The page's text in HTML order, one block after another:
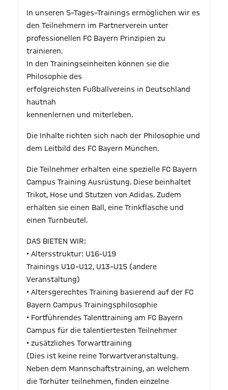
In unseren 5–Tages–Trainings ermöglichen wir es
den Teilnehmern im Partnerverein unter
professionellen FC Bayern Prinzipien zu
trainieren.
In den Trainingseinheiten können sie die
Philosophie des
erfolgreichsten Fußballvereins in Deutschland
hautnah
kennenlernen und miterleben.
Die Inhalte richten sich nach der Philosophie und
dem Leitbild des FC Bayern München.
Die Teilnehmer erhalten eine spezielle FC Bayern
Campus Training Ausrüstung. Diese beinhaltet
Trikot, Hose und Stutzen von Adidas. Zudem
erhalten sie einen Ball, eine Trinkflasche und
einen Turnbeutel.
DAS BIETEN WIR:
• Altersstruktur: U16-U19
Trainings U10–U12, U13–U15 (andere
Veranstaltung)
• Altersgerechtes Training basierend auf der FC
Bayern Campus Trainingsphilosophie
• Fortführendes Talenttraining am FC Bayern
Campus für die talentiertesten Teilnehmer
• zusätzliches Torwarttraining
(Dies ist keine reine Torwartveranstaltung.
Neben dem Mannschaftstraining, an welchem
die Torhüter teilnehmen, finden einzelne